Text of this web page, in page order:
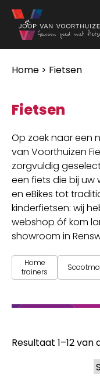
Ga naar de inhoud
Home > Fietsen
Fietsen
Op zoek naar een
van Voorthuizen
zorgvuldig
een fiets die bij uw
en eBikes tot
kinderfietsen: wij
webshop óf kom
showroom in
Home
trainers
Resultaat 1–12